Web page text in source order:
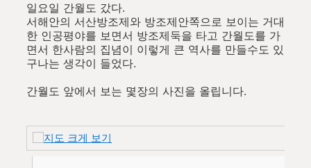
일요일 간월도 갔다.
서해안의 서산방조제와 방조제안쪽으로 보이는 거대
한 인공평야를 보면서 방조제둑을 타고 간월도를 가
면서 한사람의 집념이 이렇게 큰 역사를 만들수도 있
구나는 생각이 들었다.
간월도 앞에서 보는 몇장의 사진을 올립니다.